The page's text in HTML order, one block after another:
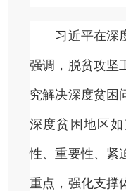
习近平在深度
强调，脱贫攻坚
究解决深度贫困
深度贫困地区
性、重要性、紧
重点，强化支撑